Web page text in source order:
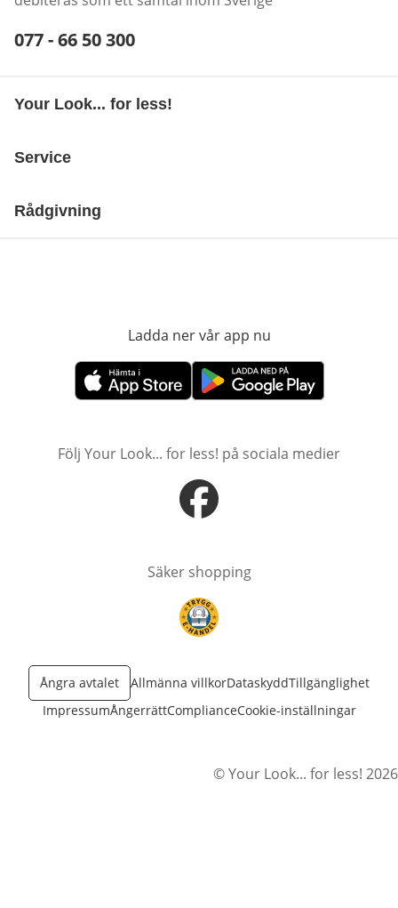
Telefonnummer:
077 - 66 50 300
Your Look... for less!
Service
Rådgivning
Ladda ner vår app nu
öppnas i nytt fönsteröppnas i nytt fönster
Följ Your Look... for less! på sociala medier
öppnas i nytt fönster
Säker shopping
öppnas i nytt fönster
Ångra avtalet Allmänna villkorDataskyddTillgänglighet
ImpressumÅngerrättComplianceCookie-inställningar
© Your Look... for less! 2026